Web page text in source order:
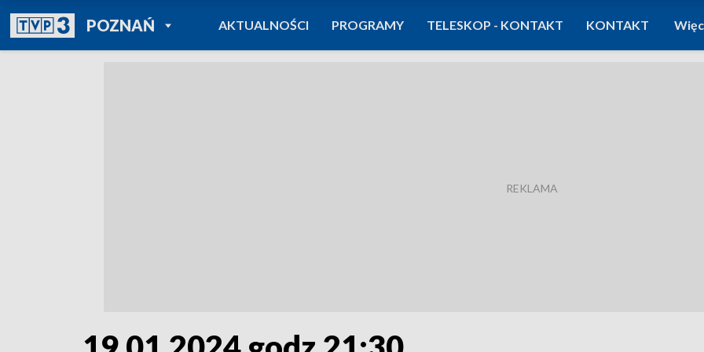
POZNAŃPOWRÓT DO
TVP REGIONY
AKTUALNOŚCI PROGRAMY TELESKOP - KONTAKT KONTAKT